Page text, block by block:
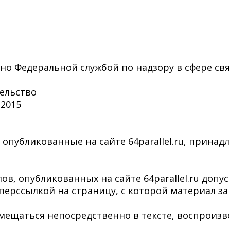
Федеральной службой по надзору в сфере
на сайте 64parallel.ru,
опубликованных на сайте 64parallel.ru
на страницу, с которой материал
непосредственно в тексте,